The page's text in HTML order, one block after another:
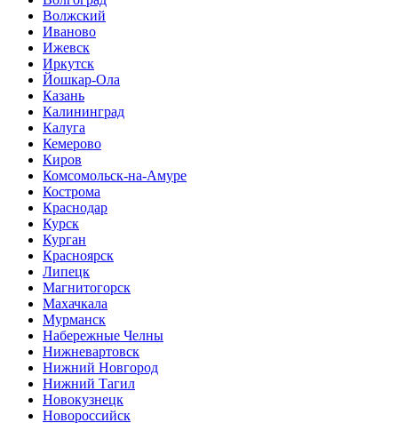
Волжский
Иваново
Ижевск
Иркутск
Йошкар-Ола
Казань
Калининград
Калуга
Кемерово
Киров
Комсомольск-на-Амуре
Кострома
Краснодар
Курск
Курган
Красноярск
Липецк
Магнитогорск
Махачкала
Мурманск
Набережные Челны
Нижневартовск
Нижний Новгород
Нижний Тагил
Новокузнецк
Новороссийск